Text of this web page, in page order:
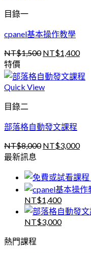
目錄一
cpanel基本操作教學
NT$1,500 原
價
格：
NT$1,400目
價
特價
Quick View
目錄二
部落格自動發文課程
NT$8,000 原
價
格：
NT$8,000。
NT$3,000目
價
格
最新訊息
原
始
價
格：
NT$1,400目
前
價
原
始
價
NT$3,000目
熱門課程